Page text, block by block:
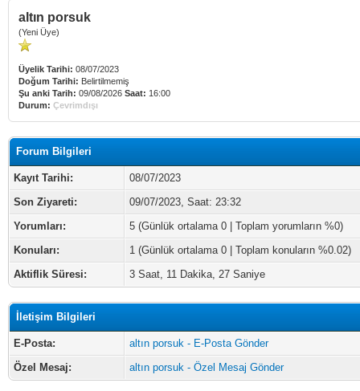
altın porsuk
(Yeni Üye)
Üyelik Tarihi: 08/07/2023
Doğum Tarihi: Belirtilmemiş
Şu anki Tarih: 09/08/2026 Saat: 16:00
Durum: Çevrimdışı
Forum Bilgileri
Kayıt Tarihi:
08/07/2023
Son Ziyareti:
09/07/2023, Saat: 23:32
Yorumları:
5 (Günlük ortalama 0 | Toplam yorumların %0)
Konuları:
1 (Günlük ortalama 0 | Toplam konuların %0.02)
Aktiflik Süresi:
3 Saat, 11 Dakika, 27 Saniye
İletişim Bilgileri
E-Posta:
altın porsuk - E-Posta Gönder
Özel Mesaj:
altın porsuk - Özel Mesaj Gönder